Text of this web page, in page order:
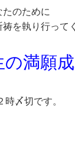
のために
を執り行って
の満願
〆切です。